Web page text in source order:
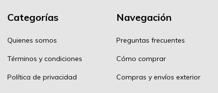
Categorías
Quienes somos
Términos y condiciones
Política de privacidad
Navegación
Preguntas frecuentes
Cómo comprar
Compras y envíos exterior